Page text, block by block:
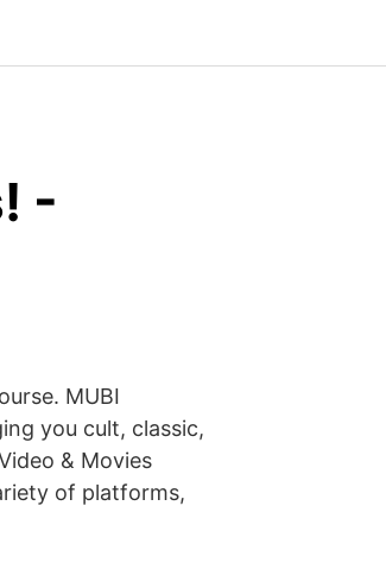
-
MUBI
you cult, classic,
& Movies
of platforms,